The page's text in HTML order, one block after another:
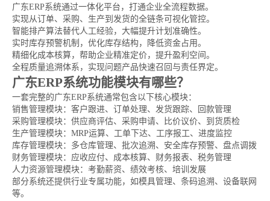
广东ERP系统通过一体化平台，打通企业全流程数据。
实现从订单、采购、生产到发货的全链条可视化管控。
智能排产算法替代人工经验，大幅提升计划准确性。
实时库存预警机制，优化库存结构，降低资金占用。
精细化成本核算，帮助企业精准定价，提升盈利空间。
全程质量追溯体系，实现问题产品快速召回与责任界定。
广东ERP系统功能模块有哪些？
一套完整的广东ERP系统通常包含以下核心模块：
销售管理模块：客户跟进、订单处理、发货跟踪、回款管理
采购管理模块：供应商评估、采购申请、比价议价、到货质检
生产管理模块：MRP运算、工单下达、工序报工、进度监控
库存管理模块：多仓库管理、批次追溯、安全库存预警、盘点调拨
财务管理模块：应收应付、成本核算、财务报表、税务管理
人力资源管理模块：考勤薪资、绩效考核、培训发展
部分系统还提供行业专属功能，如模具管理、条码追溯、设备联网
等。